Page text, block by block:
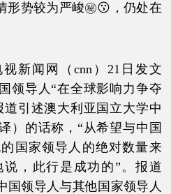
形势较为严峻㊙😗，仍处在
闻网（cnn）21日发文
领导人“在全球影响力争夺
引述澳大利亚国立大学中
）的话称，“从希望与中国
国家领导人的绝对数量来
，此行是成功的”。报道
国领导人与其他国家领导人